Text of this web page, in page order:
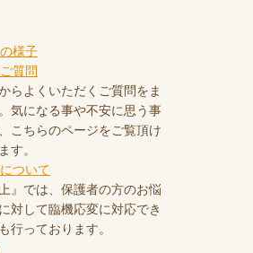
らよくいただくご質問をま
気になる事や不安に思う事
こちらのページをご覧頂け
す。
』では、保護者の方のお悩
対して臨機応変に対応でき
行っております。